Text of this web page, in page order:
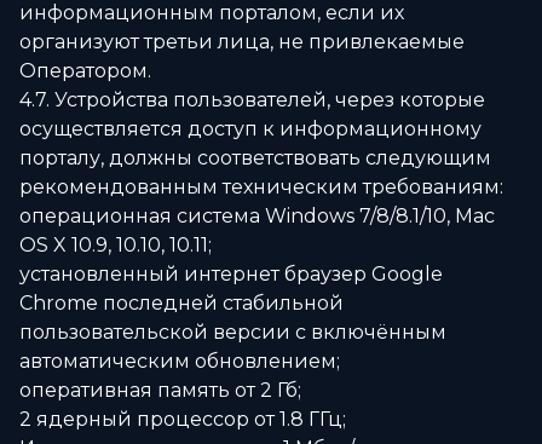
информационным порталом, если их
организуют третьи лица, не привлекаемые
Оператором.
4.7. Устройства пользователей, через которые
осуществляется доступ к информационному
порталу, должны соответствовать следующим
рекомендованным техническим требованиям:
операционная система Windows 7/8/8.1/10, Mac
OS X 10.9, 10.10, 10.11;
установленный интернет браузер Google
Chrome последней стабильной
пользовательской версии с включённым
автоматическим обновлением;
оперативная память от 2 Гб;
2 ядерный процессор от 1.8 ГГц;